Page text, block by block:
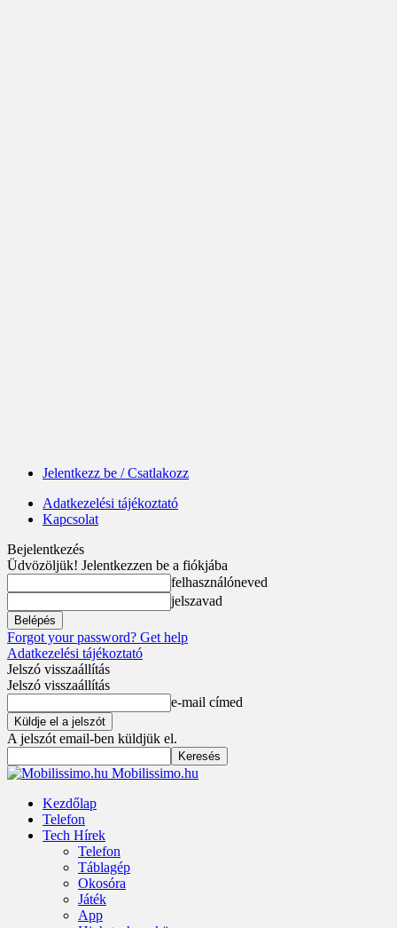
Jelentkezz be / Csatlakozz
Adatkezelési tájékoztató
Kapcsolat
Bejelentkezés
Üdvözöljük! Jelentkezzen be a fiókjába
felhasználóneved
jelszavad
Forgot your password? Get help
Adatkezelési tájékoztató
Jelszó visszaállítás
Jelszó visszaállítás
e-mail címed
A jelszót email-ben küldjük el.
Mobilissimo.hu
Kezdőlap
Telefon
Tech Hírek
Telefon
Táblagép
Okosóra
Játék
App